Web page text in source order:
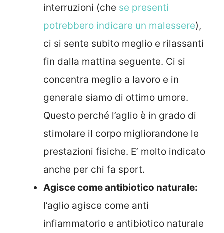
interruzioni (che se presenti
potrebbero indicare un malessere),
ci si sente subito meglio e rilassanti
fin dalla mattina seguente. Ci si
concentra meglio a lavoro e in
generale siamo di ottimo umore.
Questo perché l’aglio è in grado di
stimolare il corpo migliorandone le
prestazioni fisiche. E’ molto indicato
anche per chi fa sport.
Agisce come antibiotico naturale:
l’aglio agisce come anti
infiammatorio e antibiotico naturale